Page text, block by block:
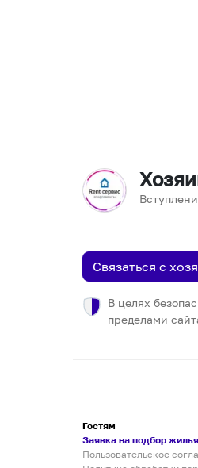
Связаться с
В целях
пределами
Гостям
Заявка на подбор жилья
Пользовательское